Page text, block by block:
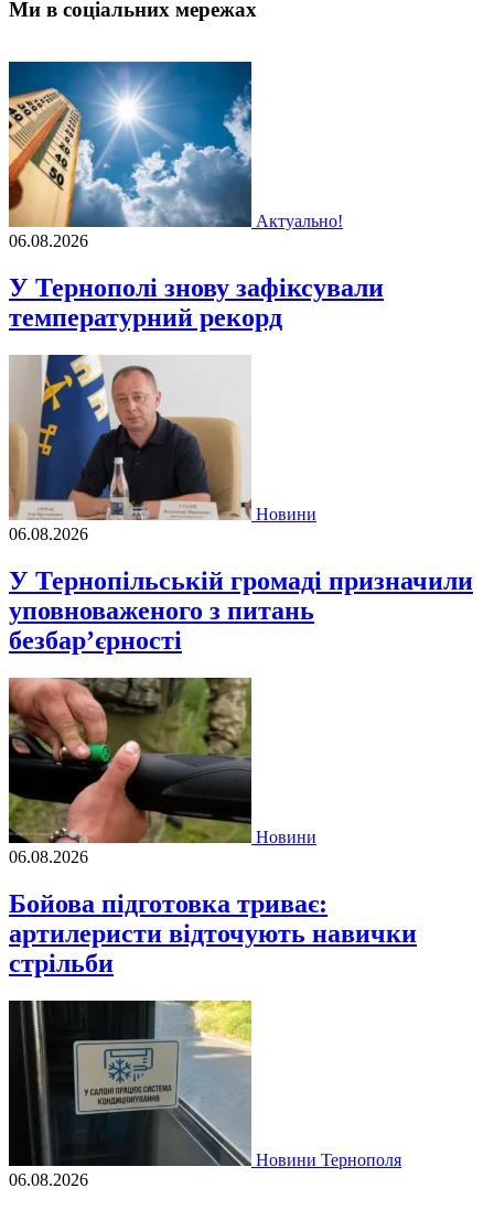
Ми в соціальних мережах
Актуально!
06.08.2026
У Тернополі знову зафіксували
температурний рекорд
Новини
06.08.2026
У Тернопільській громаді призначили
уповноваженого з питань
безбар’єрності
Новини
06.08.2026
Бойова підготовка триває:
артилеристи відточують навички
стрільби
Новини Тернополя
06.08.2026